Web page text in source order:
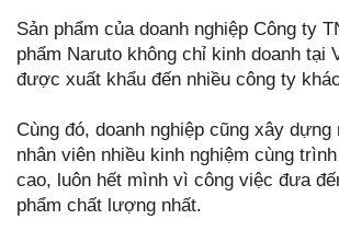
Sản phẩm của doanh nghiệp Công ty
phẩm Naruto không chỉ kinh doanh tại
được xuất khẩu đến nhiều công ty
Cùng đó, doanh nghiệp cũng xây dựng
nhân viên nhiều kinh nghiệm cùng
cao, luôn hết mình vì công việc đưa
phẩm chất lượng nhất.